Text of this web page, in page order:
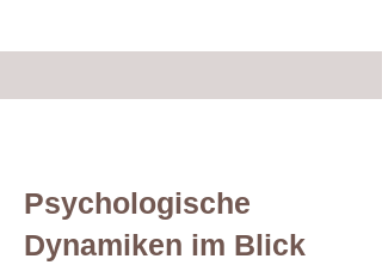
Psychologische
Dynamiken im Blick